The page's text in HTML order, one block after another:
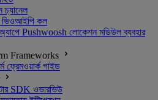
চ্যানেল
ভিওআইপি কল
অ্যাপে Pushwoosh লোকেশন মডিউল ব্যবহার
Frameworks
ফ্রেমওয়ার্ক গাইড
SDK ওভারভিউ